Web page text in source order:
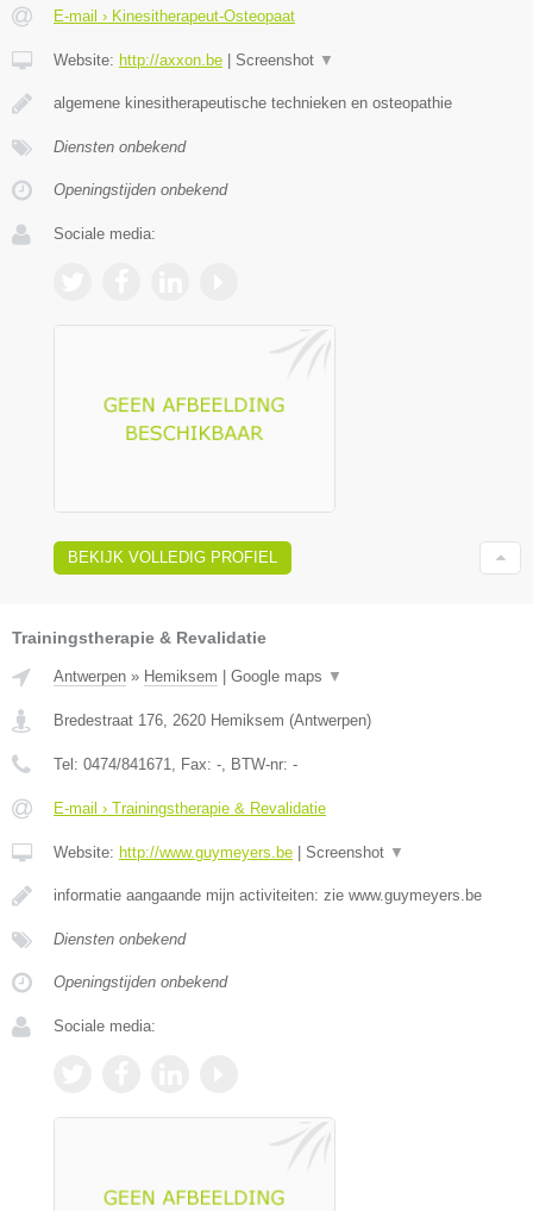
E-mail › Kinesitherapeut-Osteopaat
Website: http://axxon.be | Screenshot ▼
algemene kinesitherapeutische technieken en osteopathie
Diensten onbekend
Openingstijden onbekend
Sociale media:
BEKIJK VOLLEDIG PROFIEL
Trainingstherapie & Revalidatie
Antwerpen » Hemiksem Google maps ▼
Bredestraat 176, 2620 Hemiksem (Antwerpen)
Tel: 0474/841671, Fax: -, BTW-nr: -
E-mail › Trainingstherapie & Revalidatie
Website: http://www.guymeyers.be Screenshot ▼
informatie aangaande mijn activiteiten: zie www.guymeyers.be
Diensten onbekend
Openingstijden onbekend
Sociale media: